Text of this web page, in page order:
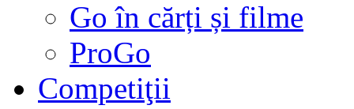
Go în cărți și filme
ProGo
Competiţii